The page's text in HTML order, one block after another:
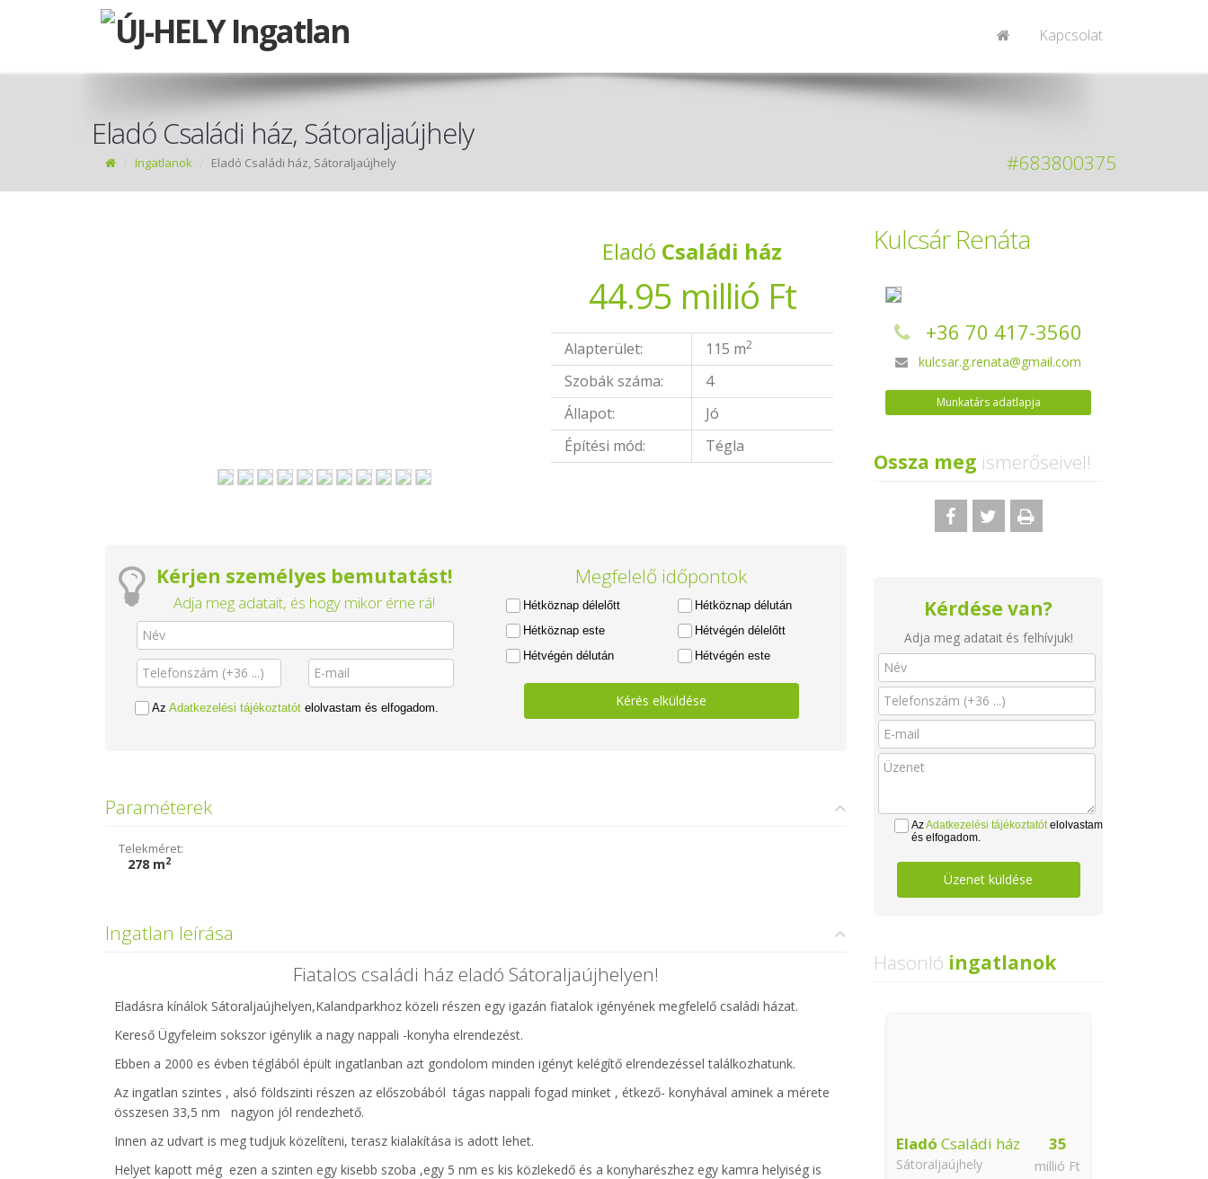
Kapcsolat
Eladó Családi ház, Sátoraljaújhely
Ingatlanok Eladó Családi ház, Sátoraljaújhely #683800375
Eladó Családi ház
44.95 millió Ft
Alapterület: 115 m2
Szobák száma:
4
Állapot:
Jó
Építési mód:
Tégla
Kérjen személyes bemutatást!
Adja meg adatait, és hogy mikor érne rá!
Az Adatkezelési tájékoztatót elolvastam és elfogadom.
Megfelelő időpontok
Hétköznap délelőtt
Hétköznap délután
Hétköznap este
Hétvégén délelőtt
Hétvégén délután
Hétvégén este
Kérés elküldése
Paraméterek
Telekméret:
278 m2
Ingatlan leírása
Fiatalos családi ház eladó Sátoraljaújhelyen!
Eladásra kínálok Sátoraljaújhelyen,Kalandparkhoz közeli részen egy igazán fiatalok igényének megfelelő családi házat.
Kereső Ügyfeleim sokszor igénylik a nagy nappali -konyha elrendezést.
Ebben a 2000 es évben téglából épült ingatlanban azt gondolom minden igényt kelégítő elrendezéssel találkozhatunk.
Az ingatlan szintes , alsó földszinti részen az előszobából tágas nappali fogad minket , étkező- konyhával aminek a mérete
összesen 33,5 nm nagyon jól rendezhető.
Innen az udvart is meg tudjuk közelíteni, terasz kialakítása is adott lehet.
Helyet kapott még ezen a szinten egy kisebb szoba ,egy 5 nm es kis közlekedő és a konyharészhez egy kamra helyiség is
Kulcsár Renáta
+36 70 417-3560
kulcsar.g.renata@gmail.com
Munkatárs adatlapja
Ossza meg ismerőseivel!
Kérdése van?
Adja meg adatait és felhívjuk!
AzAdatkezelési tájékoztatótelolvastam
és elfogadom.
Üzenet küldése
Hasonló ingatlanok
35
millió Ft
Eladó Családi ház
Sátoraljaújhely